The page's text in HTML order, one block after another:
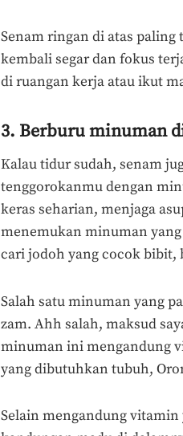
Senam ringan di atas paling
kembali segar dan fokus
di ruangan kerja atau ikut
3. Berburu minuman
Kalau tidur sudah, senam
tenggorokanmu dengan
keras seharian, menjaga
menemukan minuman
cari jodoh yang cocok bibit,
Salah satu minuman yang
zam. Ahh salah, maksud
minuman ini mengandung
yang dibutuhkan tubuh,
Selain mengandung